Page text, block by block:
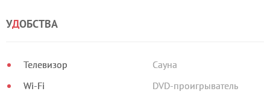
УДОБСТВА
Телевизор
Wi-Fi
Сауна
DVD-проигрыватель